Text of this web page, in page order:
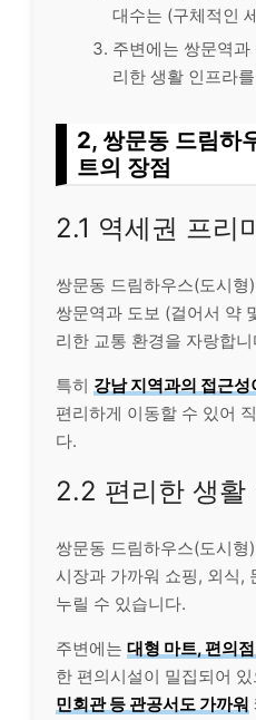
대수는 (구체적인
주변에는 쌍문역
리한 생활 인프라
2, 쌍문동 드림하
트의 장점
2.1 역세권 프리
쌍문동 드림하우스(도시
쌍문역과 도보 (걸어서 약
리한 교통 환경을 자랑합니
특히 강남 지역과의 접근성
편리하게 이동할 수 있어
다.
2.2 편리한 생활
쌍문동 드림하우스(도시
시장과 가까워 쇼핑, 외식,
누릴 수 있습니다.
주변에는 대형 마트, 편의
한 편의시설이 밀집되어 있
민회관 등 관공서도 가까워